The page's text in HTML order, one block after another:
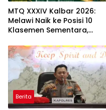
MTQ XXXIV Kalbar 2026:
Melawi Naik ke Posisi 10
Klasemen Sementara,
Peringkat Lebih Baik
Berlanjut
Berita